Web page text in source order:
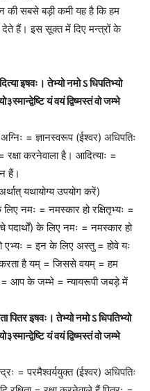
की सबसे बड़ी कमी यह है कि हम
देते हैं। इस सूक्त में दिए मन्त्रों के
इषवः। तेभ्यो नमो ऽ धिपतिभ्यो
यं वयं द्विष्मस्तं वो जम्भे
= ज्ञानस्वरूप (ईश्वर) अधिपतिः
रक्षा करनेवाला है। आदित्याः =
हैं।
यथायोग्य उपयोग करें)
नमः = नमस्कार हो रक्षितृभ्यः =
के लिए नमः = नमस्कार हो
एभ्यः = इन के लिए अस्तु = होवे यः
करता है यम् = जिससे वयम् = हम
= आप के जम्भे = न्यायरूपी जबड़े में
पितर इषवः। तेभ्यो नमो ऽ धिपतिभ्यो
यं वयं द्विष्मस्तं वो जम्भे
= परमैश्वर्ययुक्त (ईश्वर) अधिपतिः